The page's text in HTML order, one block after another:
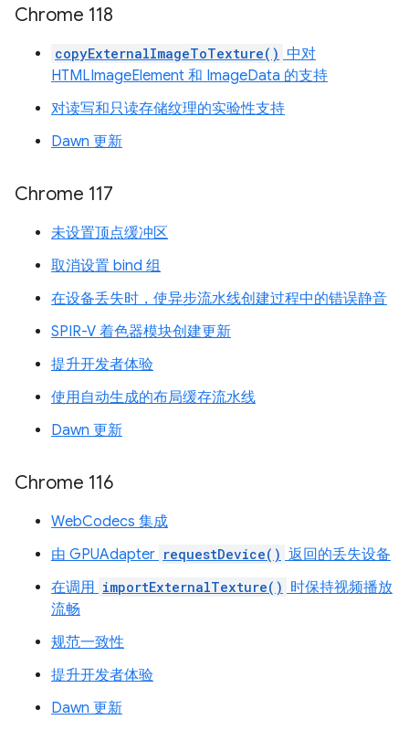
Chrome 118
copyExternalImageToTexture() 中对
HTMLImageElement 和 ImageData 的支持
对读写和只读存储纹理的实验性支持
Dawn 更新
Chrome 117
未设置顶点缓冲区
取消设置 bind 组
在设备丢失时，使异步流水线创建过程中的错误静音
SPIR-V 着色器模块创建更新
提升开发者体验
使用自动生成的布局缓存流水线
Dawn 更新
Chrome 116
WebCodecs 集成
由 GPUAdapter requestDevice() 返回的丢失设备
在调用 importExternalTexture() 时保持视频播放
流畅
规范一致性
提升开发者体验
Dawn 更新